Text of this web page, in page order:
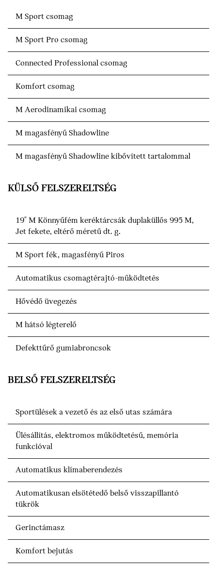
M Sport csomag
M Sport Pro csomag
Connected Professional csomag
Komfort csomag
M Aerodinamikai csomag
M magasfényű Shadowline
M magasfényű Shadowline kibővített tartalommal
KÜLSŐ FELSZERELTSÉG
19" M Könnyűfém keréktárcsák duplaküllős 995 M,
Jet fekete, eltérő méretű dt. g.
M Sport fék, magasfényű Piros
Automatikus csomagtérajtó-működtetés
Hővédő üvegezés
M hátsó légterelő
Defekttűrő gumiabroncsok
BELSŐ FELSZERELTSÉG
Sportülések a vezető és az első utas számára
Ülésállítás, elektromos működtetésű, memória
funkcióval
Automatikus klímaberendezés
Automatikusan elsötétedő belső visszapillantó
tükrök
Gerinctámasz
Komfort bejutás